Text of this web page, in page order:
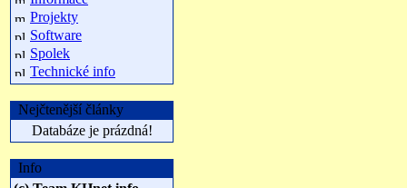
Projekty
Software
Spolek
Technické info
Nejčtenější články
Databáze je prázdná!
Info